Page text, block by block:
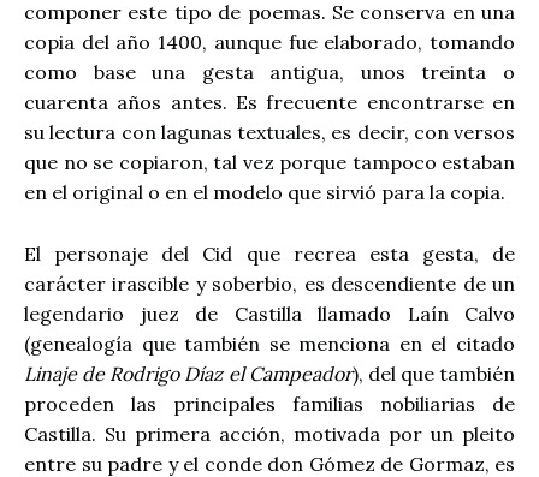
componer este tipo de poemas. Se conserva en una
copia del año 1400, aunque fue elaborado, tomando
como base una gesta antigua, unos treinta o
cuarenta años antes. Es frecuente encontrarse en
su lectura con lagunas textuales, es decir, con versos
que no se copiaron, tal vez porque tampoco estaban
en el original o en el modelo que sirvió para la copia.
El personaje del Cid que recrea esta gesta, de
carácter irascible y soberbio, es descendiente de un
legendario juez de Castilla llamado Laín Calvo
(genealogía que también se menciona en el citado
Linaje de Rodrigo Díaz el Campeador), del que también
proceden las principales familias nobiliarias de
Castilla. Su primera acción, motivada por un pleito
entre su padre y el conde don Gómez de Gormaz, es